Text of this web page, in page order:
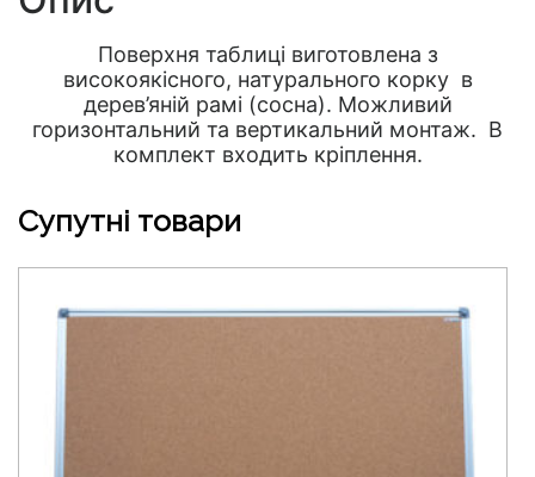
Поверхня таблиці виготовлена з
високоякісного, натурального корку в
дерев’яній рамі (сосна). Можливий
горизонтальний та вертикальний монтаж. В
комплект входить кріплення.
Супутні товари